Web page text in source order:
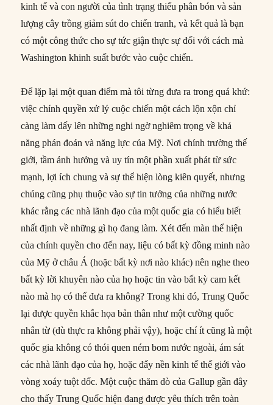
kinh tế và con người của tình trạng thiếu phân bón và sản
lượng cây trồng giảm sút do chiến tranh, và kết quả là bạn
có một công thức cho sự tức giận thực sự đối với cách mà
Washington khinh suất bước vào cuộc chiến.
Để lặp lại một quan điểm mà tôi từng đưa ra trong quá khứ:
việc chính quyền xử lý cuộc chiến một cách lộn xộn chỉ
càng làm dấy lên những nghi ngờ nghiêm trọng về khả
năng phán đoán và năng lực của Mỹ. Nơi chính trường thế
giới, tầm ảnh hưởng và uy tín một phần xuất phát từ sức
mạnh, lợi ích chung và sự thể hiện lòng kiên quyết, nhưng
chúng cũng phụ thuộc vào sự tin tưởng của những nước
khác rằng các nhà lãnh đạo của một quốc gia có hiểu biết
nhất định về những gì họ đang làm. Xét đến màn thể hiện
của chính quyền cho đến nay, liệu có bất kỳ đồng minh nào
của Mỹ ở châu Á (hoặc bất kỳ nơi nào khác) nên nghe theo
bất kỳ lời khuyên nào của họ hoặc tin vào bất kỳ cam kết
nào mà họ có thể đưa ra không? Trong khi đó, Trung Quốc
lại được quyền khắc họa bản thân như một cường quốc
nhân từ (dù thực ra không phải vậy), hoặc chí ít cũng là một
quốc gia không có thói quen ném bom nước ngoài, ám sát
các nhà lãnh đạo của họ, hoặc đẩy nền kinh tế thế giới vào
vòng xoáy tuột dốc. Một cuộc thăm dò của Gallup gần đây
cho thấy Trung Quốc hiện đang được yêu thích trên toàn